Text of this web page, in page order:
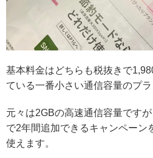
基本料金はどちらも税抜きで
ている一番小さい通信容量のプラ
元々は2GBの高速通信容量です
で2年間追加できるキャンペーン
使えます。